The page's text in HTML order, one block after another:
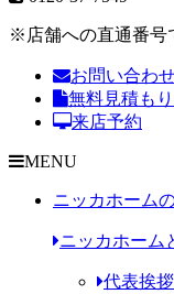
※店舗への直通番号
お問い合わ
無料見積もり
来店予約
MENU
ニッカホーム
ニッカホーム
代表挨拶